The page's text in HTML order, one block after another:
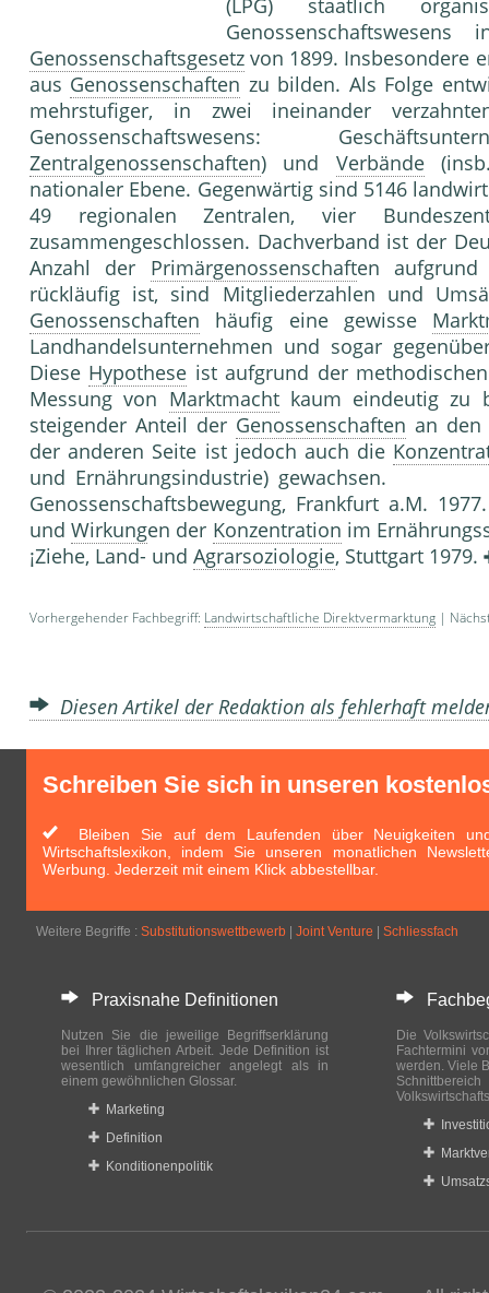
(LPG) staatlich
Genossenschaftsgesetz von 1899. Insbesondere
aus Genossenschaften zu bilden. Als Folge
mehrstufiger, in zwei ineinander
Genossenschaftswesens:
Zentralgenossenschaften) und Verbände
nationaler Ebene. Gegenwärtig sind 5146
49 regionalen Zentralen, vier
zusammengeschlossen. Dachverband ist der
Anzahl der Primärgenossenschaften
rückläufig ist, sind Mitgliederzahlen und
Genossenschaften häufig eine gewisse
Landhandelsunternehmen und sogar
Diese Hypothese ist aufgrund der
Messung von Marktmachtkaum eindeutig zu
steigender Anteil der Genossenschaften an den
der anderen Seite ist jedoch auch die
und Ernährungsindustrie) gewachsen.
Genossenschaftsbewegung, Frankfurt a.M.
undWirkungen der Konzentration im
¡Ziehe, Land- und Agrarsoziologie, Stuttgart 1979.
Vorhergehender Fachbegriff: Landwirtschaftliche Direktvermarktung |
Diesen Artikel der Redaktion als fehlerhaft
Schreiben Sie sich in unseren
Bleiben Sie auf dem Laufenden über Neuigkeiten
Wirtschaftslexikon, indem Sie unseren monatlichen
Werbung. Jederzeit mit einem Klick abbestellbar.
Weitere Begriffe : Substitutionswettbewerb Joint Venture Schliessfach
Praxisnahe Definitionen
Nutzen Sie die jeweilige Begriffserklärung
bei Ihrer täglichen Arbeit. Jede Definition ist
wesentlich umfangreicher angelegt als in
einem gewöhnlichen Glossar.
Marketing
Definition
Konditionenpolitik
Die
Fachtermini
werden. Viele